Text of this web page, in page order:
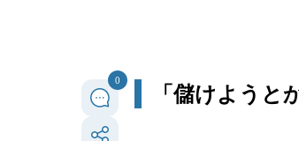
0
「儲けようと